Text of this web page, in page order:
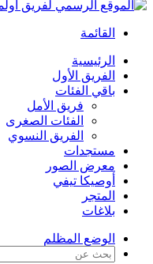
القائمة
الرئيسية
الفريق الأول
باقي الفئات
فريق الأمل
الفئات الصغرى
الفريق النسوي
مستجدات
معرض الصور
أوصيكا تيفي
المتجر
بلاغات
الوضع المظلم